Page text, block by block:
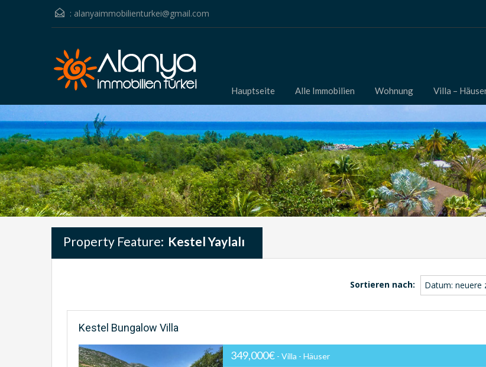
: alanyaimmobilienturkei@gmail.com
Hauptseite Alle Immobilien Wohnung Villa –
Property Feature: Kestel Yaylalı
Sortieren nach: Datum: neuere
Kestel Bungalow Villa
349,000€ - Villa - Häuser